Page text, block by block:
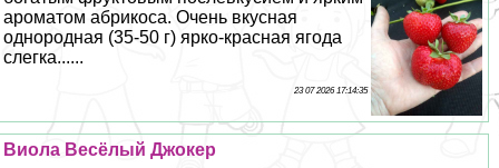
ароматом абрикоса. Очень вкусная
однородная (35-50 г) ярко-красная ягода
слегка......
23 07 2026 17:14:35
Виола Весёлый Джокер